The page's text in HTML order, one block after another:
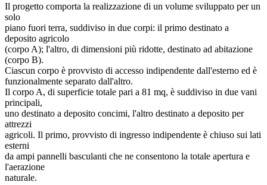
Il progetto comporta la realizzazione di un volume sviluppato per un
solo
piano fuori terra, suddiviso in due corpi: il primo destinato a
deposito agricolo
(corpo A); l'altro, di dimensioni più ridotte, destinato ad abitazione
(corpo B).
Ciascun corpo è provvisto di accesso indipendente dall'esterno ed è
funzionalmente separato dall'altro.
Il corpo A, di superficie totale pari a 81 mq, è suddiviso in due vani
principali,
uno destinato a deposito concimi, l'altro destinato a deposito per
attrezzi
agricoli. Il primo, provvisto di ingresso indipendente è chiuso sui lati
esterni
da ampi pannelli basculanti che ne consentono la totale apertura e
l'aerazione
naturale.